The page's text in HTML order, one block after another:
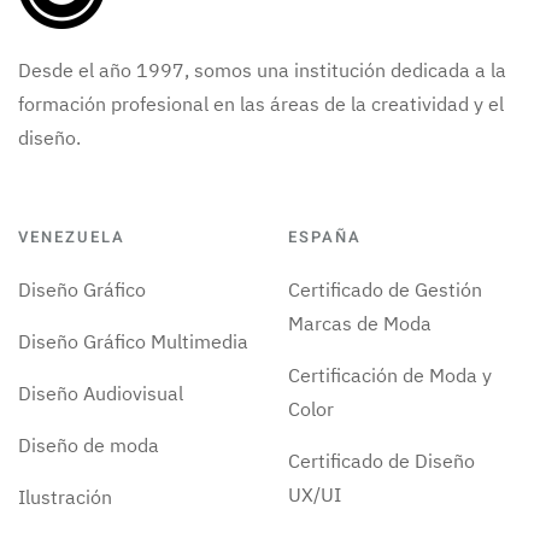
Desde el año 1997, somos una institución dedicada a la
formación profesional en las áreas de la creatividad y el
diseño.
VENEZUELA
Diseño Gráfico
Diseño Gráfico Multimedia
Diseño Audiovisual
Diseño de moda
Ilustración
ESPAÑA
Certificado de Gestión
Marcas de Moda
Certificación de Moda y
Color
Certificado de Diseño
UX/UI